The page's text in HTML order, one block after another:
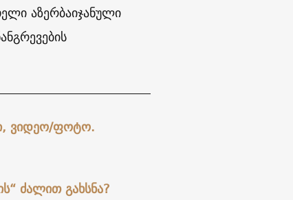
აზერბაიჯანული
ვიდეო/ფოტო.
ძალით გახსნა?